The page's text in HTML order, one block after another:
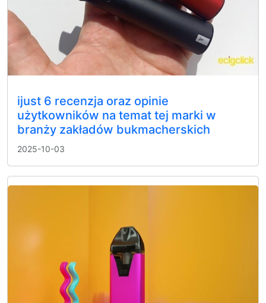
ijust 6 recenzja oraz opinie
użytkowników na temat tej marki w
branży zakładów bukmacherskich
2025-10-03